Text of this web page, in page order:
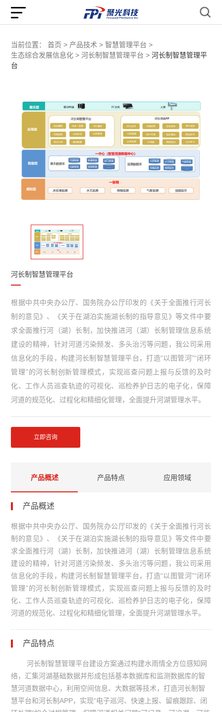
当前位置： 首页 > 产品技术 > 智慧管理平台 >
生态综合发展信息化 > 河长制智慧管理平台 > 河长制智慧管理平
台
河长制智慧管理平台
根据中共中央办公厅、国务院办公厅印发的《关于全面推行河长
制的意见》、《关于在湖泊实施湖长制的指导意见》等文件中要
求全面推行河（湖）长制，加快推进河（湖）长制管理信息系统
建设的精神，针对河道污染频发、多头治污等问题，我公司采用
信息化的手段，构建河长制智慧管理平台，打造“以图管河”“闭环
管理”的河长制创新管理模式，实现巡查问题上报与反馈的及时
化、工作人员巡查轨迹的可视化、巡检养护日志的电子化，保障
河道的规范化、过程化和精细化管理，全面提升河湖管理水平。
立即咨询
产品概述 产品特点 应用领域
产品概述
根据中共中央办公厅、国务院办公厅印发的《关于全面推行河长
制的意见》、《关于在湖泊实施湖长制的指导意见》等文件中要
求全面推行河（湖）长制，加快推进河（湖）长制管理信息系统
建设的精神，针对河道污染频发、多头治污等问题，我公司采用
信息化的手段，构建河长制智慧管理平台，打造“以图管河”“闭环
管理”的河长制创新管理模式，实现巡查问题上报与反馈的及时
化、工作人员巡查轨迹的可视化、巡检养护日志的电子化，保障
河道的规范化、过程化和精细化管理，全面提升河湖管理水平。
产品特点
河长制智慧管理平台建设方案通过构建水雨情全方位感知网
络，汇集河湖基础数据并形成包括基本数据库和监测数据库的智
慧河道数据中心，利用空间信息、大数据等技术，打造河长制智
慧平台和河长制APP，实现“电子巡河、快速上报、留痕跟踪、闭